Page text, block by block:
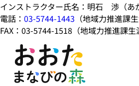
インストラクター氏名：明石 渉（あ
電話： 03-5744-1443 （地域力推進課
FAX：03-5744-1518（地域力推進課生